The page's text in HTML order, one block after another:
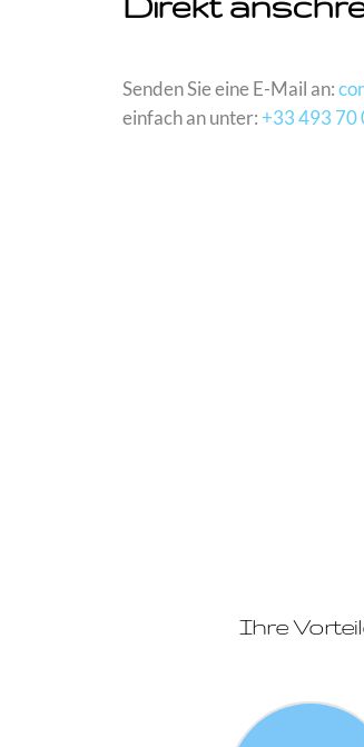
Senden Sie eine E-Mail an:
einfach an unter:+33 493 70
Ihre